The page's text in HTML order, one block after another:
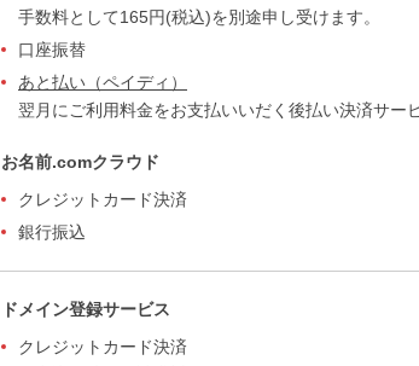
手数料として165円(税込)を別途申し受けます。
口座振替
あと払い（ペイディ）
翌月にご利用料金をお支払いいだく後払い決済サー
お名前.comクラウド
クレジットカード決済
銀行振込
ドメイン登録サービス
クレジットカード決済